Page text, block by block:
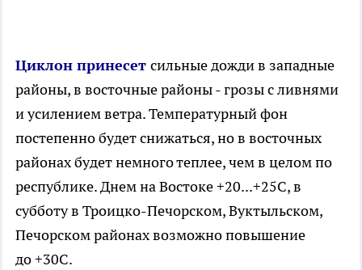
Циклон принесет сильные дожди в западные
районы, в восточные районы - грозы с ливнями
и усилением ветра. Температурный фон
постепенно будет снижаться, но в восточных
районах будет немного теплее, чем в целом по
республике. Днем на Востоке +20...+25С, в
субботу в Троицко-Печорском, Вуктыльском,
Печорском районах возможно повышение
до +30С.